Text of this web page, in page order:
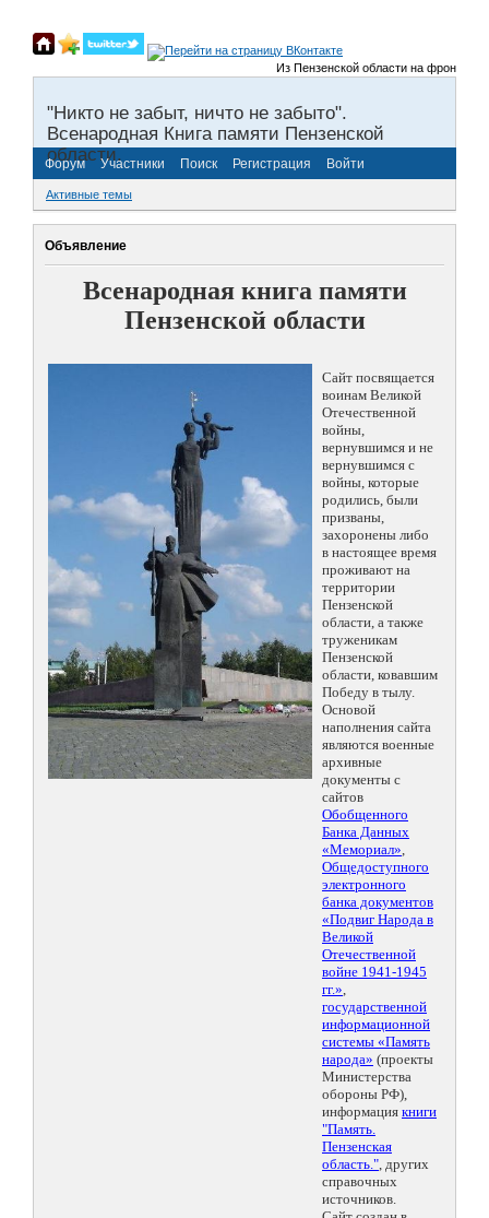
Из Пензенской области на фронты
"Никто не забыт, ничто не забыто".
Всенародная Книга памяти Пензенской
области.
Форум Участники Поиск Регистрация Войти
Активные темы
Объявление
Всенародная книга памяти
Пензенской области
Сайт посвящается
воинам Великой
Отечественной
войны,
вернувшимся и не
вернувшимся с
войны, которые
родились, были
призваны,
захоронены либо
в настоящее время
проживают на
территории
Пензенской
области, а также
труженикам
Пензенской
области, ковавшим
Победу в тылу.
Основой
наполнения сайта
являются военные
архивные
документы с
сайтов
Обобщенного
Банка Данных
«Мемориал»,
Общедоступного
электронного
банка документов
«Подвиг Народа в
Великой
Отечественной
войне 1941-1945
гг.»,
государственной
информационной
системы «Память
народа» (проекты
Министерства
обороны РФ),
информация книги
"Память.
Пензенская
область.", других
справочных
источников.